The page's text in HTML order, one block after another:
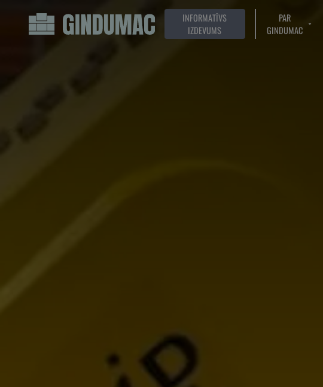
INFORMATĪVS
IZDEVUMS
PAR
GINDUMAC